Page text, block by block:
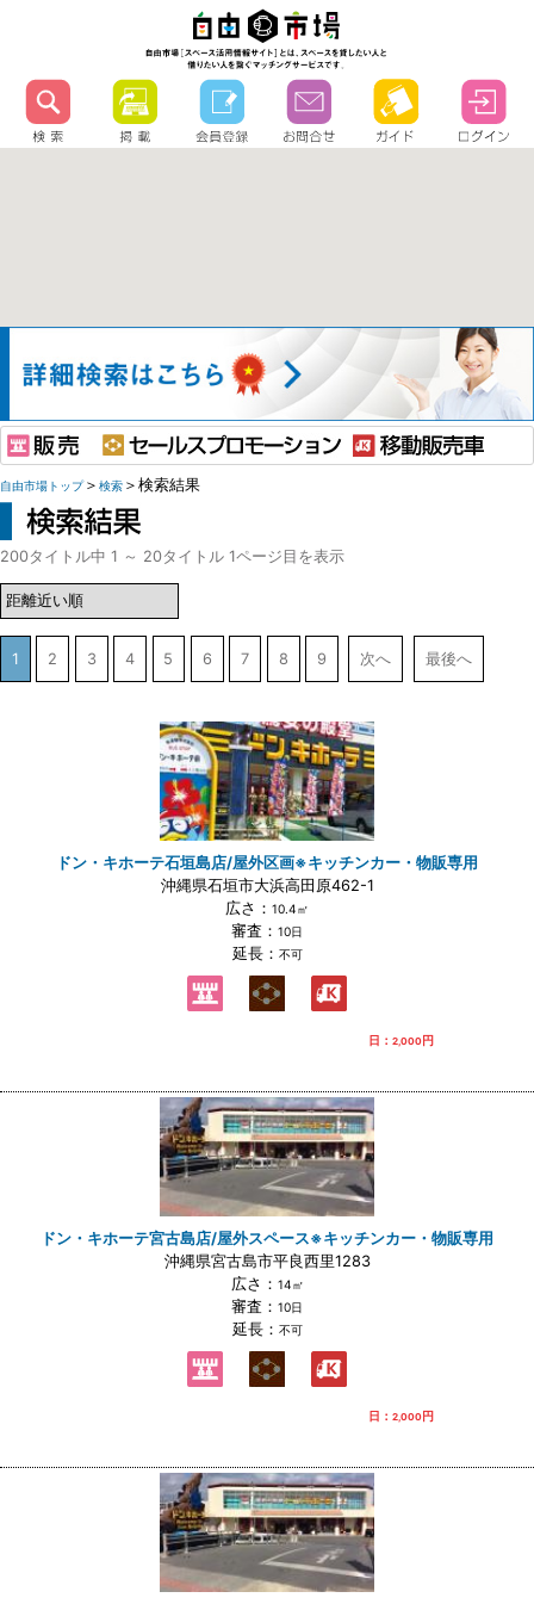
自由市場トップ＞ 検索 ＞検索結果
200タイトル中 1 ～ 20タイトル 1ページ目を表示
1 2 3 4 5 6 7 8 9 次へ 最後へ
ドン・キホーテ石垣島店/屋外区画※キッチンカー・物販専用
沖縄県石垣市大浜高田原462-1
広さ： 10.4㎡
審査： 10日
延長： 不可
日： 2,000円
ドン・キホーテ宮古島店/屋外スペース※キッチンカー・物販専用
沖縄県宮古島市平良西里1283
広さ： 14㎡
審査： 10日
延長： 不可
日： 2,000円